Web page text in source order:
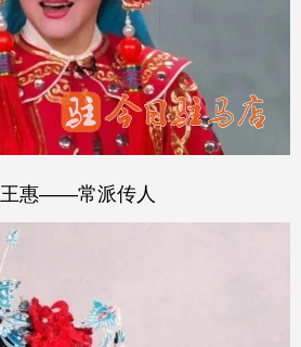
王惠——常派传人